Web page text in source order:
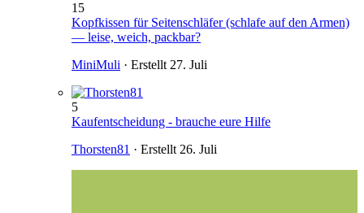
15
Kopfkissen für Seitenschläfer (schlafe auf den Armen)
— leise, weich, packbar?
MiniMuli · Erstellt 27. Juli
5
Kaufentscheidung - brauche eure Hilfe
Thorsten81 · Erstellt 26. Juli